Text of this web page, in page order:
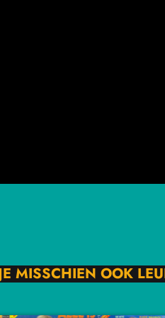
MISSCHIEN OOK